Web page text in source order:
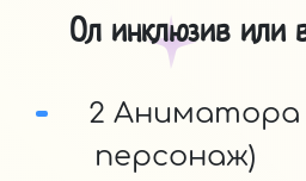
Ол инклюзив или
2 Аниматора
персонаж)